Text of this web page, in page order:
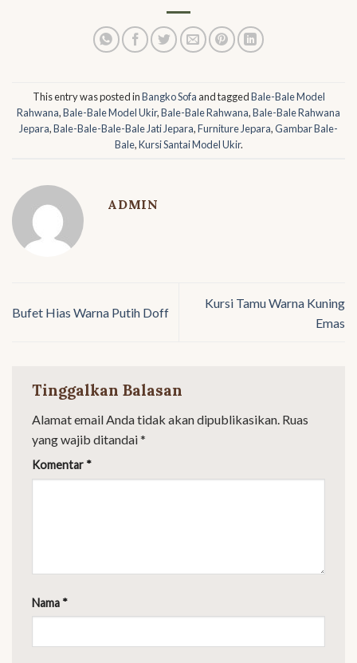
This entry was posted inBangko Sofa and taggedBale-Bale Model
Rahwana,Bale-Bale Model Ukir,Bale-Bale Rahwana,Bale-Bale Rahwana
Jepara,Bale-Bale-Bale-Bale Jati Jepara,Furniture Jepara,Gambar Bale-
Bale,Kursi Santai Model Ukir.
ADMIN
Bufet Hias Warna Putih Doff
Kursi Tamu Warna Kuning
Emas
Tinggalkan Balasan
Alamat email Anda tidak akan dipublikasikan. Ruas
yang wajib ditandai*
Komentar *
Nama *